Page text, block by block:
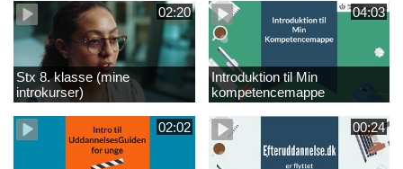
02:20
Stx 8. klasse (mine
introkurser)
04:03
Introduktion til Min
kompetencemappe
02:02 00:24